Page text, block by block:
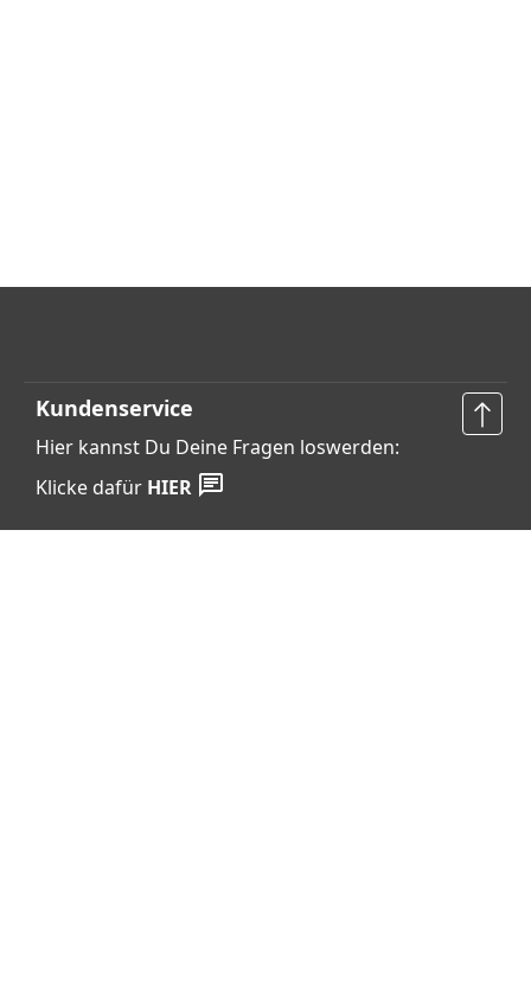
Kundenservice
Hier kannst Du Deine Fragen loswerden:
Klicke dafür HIER